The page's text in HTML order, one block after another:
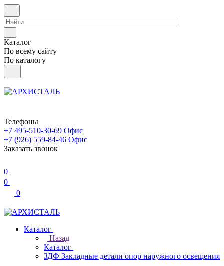
Каталог
По всему сайту
По каталогу
Телефоны
+7 495-510-30-69 Офис
+7 (926) 559-84-46 Офис
Заказать звонок
0
0
0
Каталог
Назад
Каталог
ЗДФ Закладные детали опор наружного освещения